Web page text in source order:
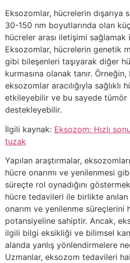
Eksozomlar, hücrelerin dışarıya
30-150 nm boyutlarında olan
hücreler arası iletişimi sağlamak
Eksozomlar, hücrelerin genetik
gibi bileşenleri taşıyarak diğer
kurmasına olanak tanır.
eksozomlar aracılığıyla sağlıklı
etkileyebilir ve bu sayede tümör
destekleyebilir.
İlgili kaynak: Eksozom: Hızlı
tuzak
Yapılan araştırmalar,
hücre onarımı ve yenilenmesi
süreçte rol oynadığını
hücre tedavileri ile birlikte
onarım ve yenilenme süreçlerini
potansiyeline sahiptir. Ancak,
ilgili bilgi eksikliği ve bilimsel
alanda yanlış yönlendirmelere
Uzmanlar, eksozom tedavileri